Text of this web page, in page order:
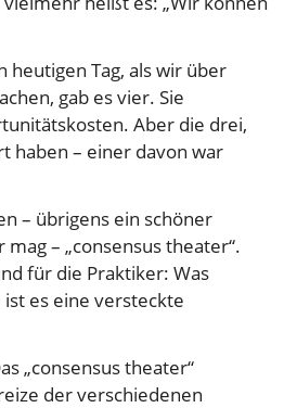
heutigen Tag, als wir über
gab es vier. Sie
Aber die drei,
haben – einer davon war
– übrigens ein schöner
– „consensus theater“.
für die Praktiker: Was
es eine versteckte
„consensus theater“
der verschiedenen